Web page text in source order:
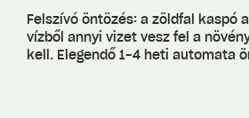
Felszívó öntözés: a zöldfal kaspó
vízből annyi vizet vesz fel a
kell. Elegendő 1-4 heti automata